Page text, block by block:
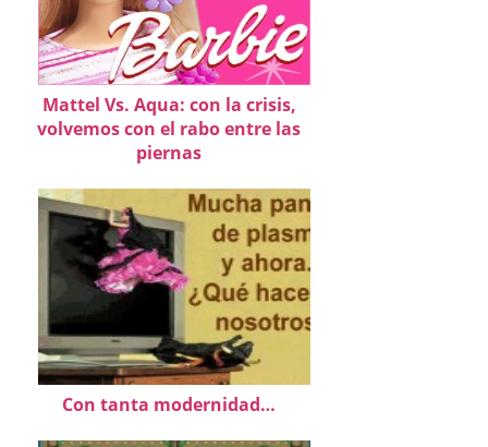
Mattel Vs. Aqua: con la crisis,
volvemos con el rabo entre las
piernas
Con tanta modernidad…